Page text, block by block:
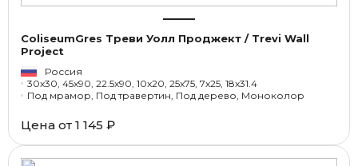
ColiseumGres Треви Уолл Проджект / Trevi Wall
Project
Россия
30x30, 45x90, 22.5x90, 10x20, 25x75, 7x25, 18x31.4
Под мрамор, Под травертин, Под дерево, Моноколор
Цена от 1 145 ₽